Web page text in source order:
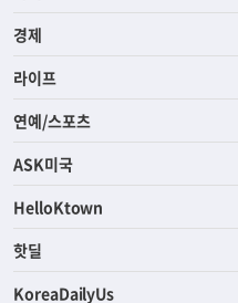
경제
라이프
연예/스포츠
ASK미국
HelloKtown
핫딜
KoreaDailyUs